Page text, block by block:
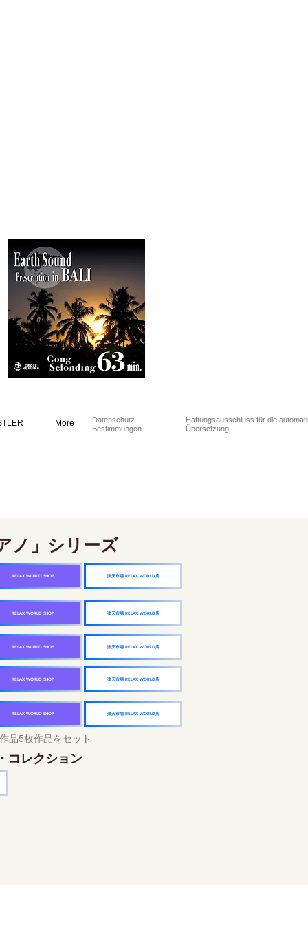
More
Datenschutz-
Bestimmungen
Haftungsausschluss für die
Übersetzung
ノ」シリーズ
楽天市場 RELAX WORLD店
RELAX WORLD SHOP
楽天市場 RELAX WORLD店
RELAX WORLD SHOP
楽天市場 RELAX WORLD店
RELAX WORLD SHOP
楽天市場 RELAX WORLD店
RELAX WORLD SHOP
楽天市場 RELAX WORLD店
RELAX WORLD SHOP
品5枚作品をセット
コレクション